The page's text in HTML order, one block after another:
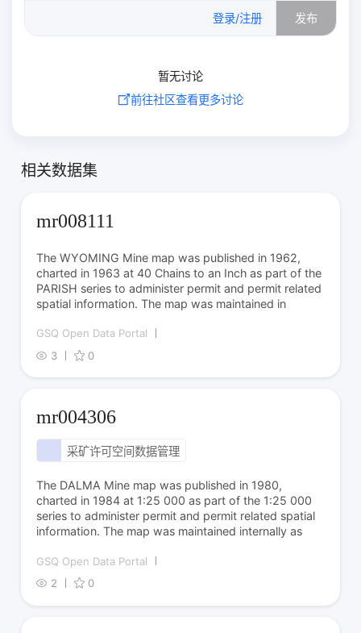
登录/注册 发布
暂无讨论
前往社区查看更多讨论
相关数据集
mr008111
The WYOMING Mine map was published in 1962,
charted in 1963 at 40 Chains to an Inch as part of the
PARISH series to administer permit and permit related
spatial information. The map was maintained in
GSQ Open Data Portal
3
0
mr004306
采矿许可空间数据管理
The DALMA Mine map was published in 1980,
charted in 1984 at 1:25 000 as part of the 1:25 000
series to administer permit and permit related spatial
information. The map was maintained internally as
GSQ Open Data Portal
2
0